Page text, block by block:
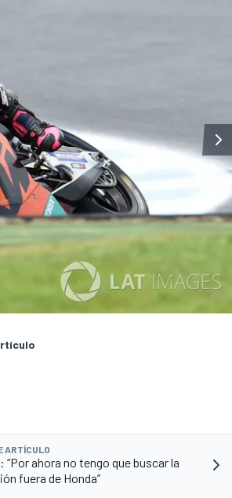
ARTÍCULO
“Por ahora no tengo que buscar la
fuera de Honda”